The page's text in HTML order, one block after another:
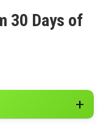
30 Days of